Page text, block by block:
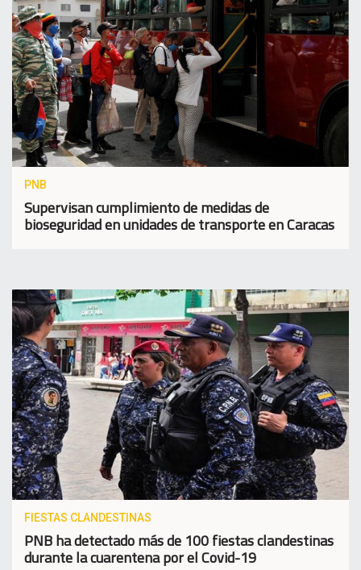
PNB
Supervisan cumplimiento de medidas de
bioseguridad en unidades de transporte en Caracas
FIESTAS CLANDESTINAS
PNB ha detectado más de 100 fiestas clandestinas
durante la cuarentena por el Covid-19